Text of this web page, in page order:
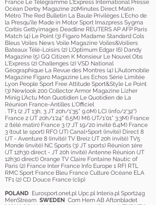
France Le Télégramme L'Express International Presse
Océan Derby Magazine 20Minutes Direct Matin
Métro The Red Bulletin La Baule Privilèges L'Echo de
la Presqu'île Made in Motor Sport Imazpress Sygma
Corbis Gettyimages Deadline REUTERS AP AFP Paris
Match (4) Le Point (3) Figaro Madame Standard Cols
Bleus Voiles News Voile Magazine Voiles&Voiliers
Bateaux Télé-Loisirs (2) L’Optimum Edgar (6) Dandy
Magazine (5) GQ Citizen K Monsieur Le Nouvel Obs
L'Express (2) Challenges (2) VSD National
Géographique La Revue des Montres (4) L'Automobile
Magazine Figaro Magazine Les Echos Série Limitée
Lyon People Sport Free Attitude Sport&Style Le Point
(3) Newlook 200 Collector Armor Magazine Lizher
Minig L’Actu Mon Quotidien Le Quotidien de La
Réunion France-Antilles L'Officiel
. TF1 (2 JT 13h, 3 JT 20h/1'35” 9.0M) LCI (info/2'32'')
France 2 (JT 20h/1'24” 6.5M) M6 (JT/1'01” 3.3M) France
2 (télé matin) France 3 (7 JT 19/20 invité 6.4M) France
3 (tout le sport) RFO (JT) Canal+Sport (invité) Direct 8
(JT - Aventure 8 (invité) TV Breiz (JT 20h invité) TV5
Monde (invité) NC Sports (3) JT sports) Réunion 1ère
(JT 12h30 direct - JT 20h invité) Antenne Réunion (JT
12h30 direct) Orange TV Claire Fontaine Nautic of
Paris (2) France Inter France Info Europe 1 RFI RTL
RMC Sport France Bleu France Culture Océane ELA
TF1 (2) CD Douce France (clip)
POLAND Eurosport.onet.pl Upc.pl Interia.pl Sport24g
MenStream SWEDEN Com Hem AB Aftonbladet